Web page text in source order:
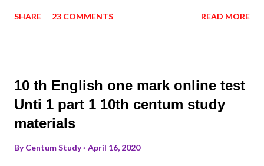
SHARE 23 COMMENTS READ MORE
10 th English one mark online test
Unti 1 part 1 10th centum study
materials
ByCentum Study April 16, 2020